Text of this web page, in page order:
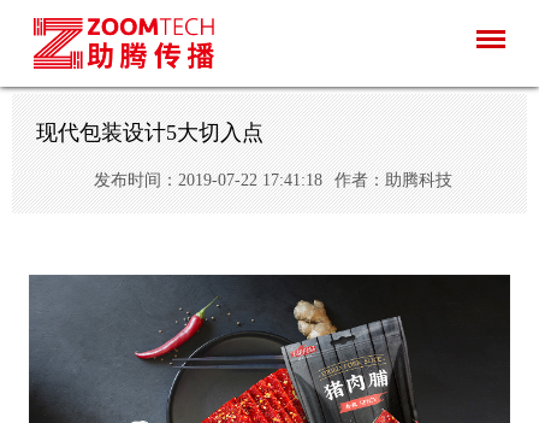
现代包装设计5大切入点
发布时间：2019-07-22 17:41:18 作者：助腾科技